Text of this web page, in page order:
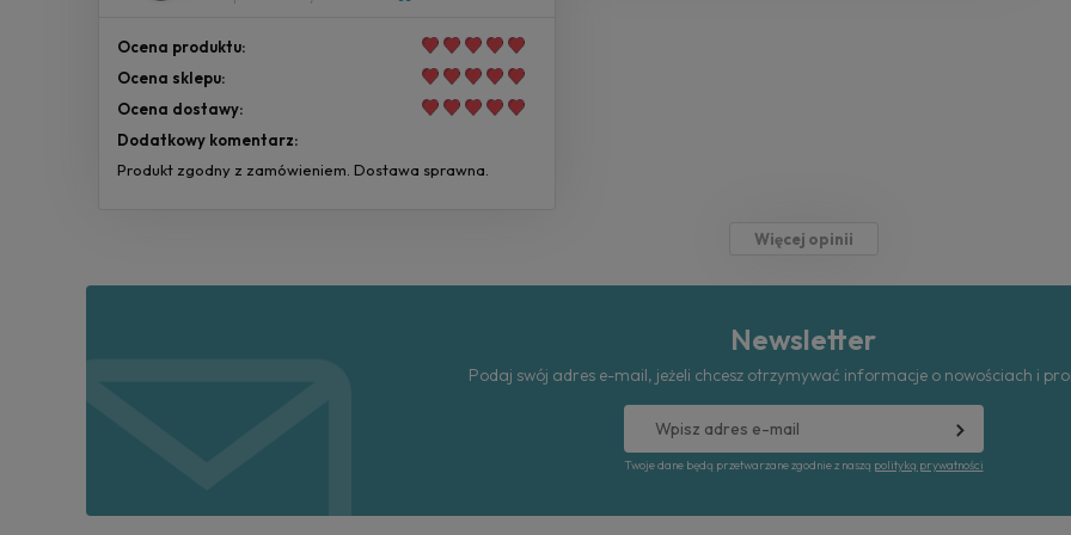
Ocena produktu:
Ocena sklepu:
Ocena dostawy:
Dodatkowy komentarz:
Produkt zgodny z zamówieniem. Dostawa sprawna.
Więcej opinii
Newsletter
Podaj swój adres e-mail, jeżeli chcesz otrzymywać informacje o nowościach i
Twoje dane będą przetwarzane zgodnie z naszą polityką prywatności